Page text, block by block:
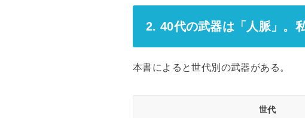
2. 40代の武器は「人脈」。
本書によると世代別の武器がある。
世代